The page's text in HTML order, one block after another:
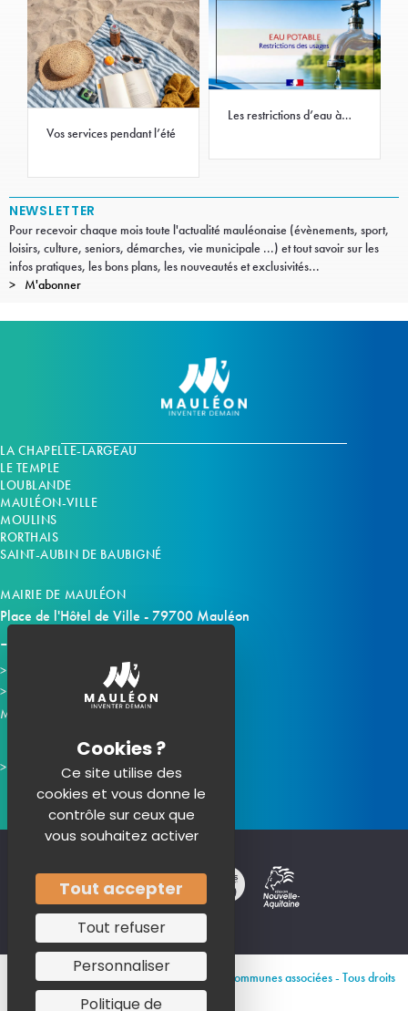
Vos services pendant l’été
Les restrictions d’eau à
NEWSLETTER
Pour recevoir chaque mois toute l'actualité mauléonaise (évènements, sport,
loisirs, culture, seniors, démarches, vie municipale ...) et tout savoir sur les
infos pratiques, les bons plans, les nouveautés et exclusivités...
M'abonner
LA CHAPELLE-LARGEAU
LE TEMPLE
LOUBLANDE
MAULÉON-VILLE
MOULINS
RORTHAIS
SAINT-AUBIN DE BAUBIGNÉ
MAIRIE DE MAULÉON
Place de l'Hôtel de Ville - 79700 Mauléon
Horaires d'ouverture
Contacter la mairie
Mauléon sur les réseaux :
© 2026 Site officiel de Mauléon et de ses communes associées - Tous droits
réservés
Ce site utilise des
cookies et vous donne le
contrôle sur ceux que
vous souhaitez activer
Tout accepter
Tout refuser
Personnaliser
Politique de